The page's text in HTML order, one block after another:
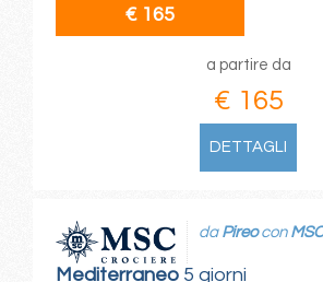
€ 165
a partire da
€ 165
DETTAGLI
Mediterraneo5 giorni
da Pireocon